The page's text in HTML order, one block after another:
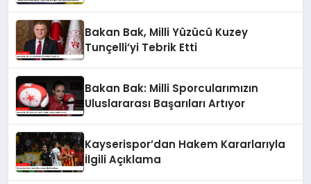
Bakan Bak, Milli Yüzücü Kuzey
Tunçelli’yi Tebrik Etti
Bakan Bak: Milli Sporcularımızın
Uluslararası Başarıları Artıyor
Kayserispor’dan Hakem Kararlarıyla
İlgili Açıklama